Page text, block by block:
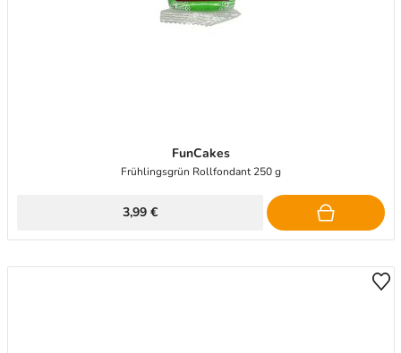
FunCakes
Frühlingsgrün Rollfondant 250 g
3,99 €